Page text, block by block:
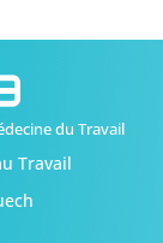
du Travail
Travail